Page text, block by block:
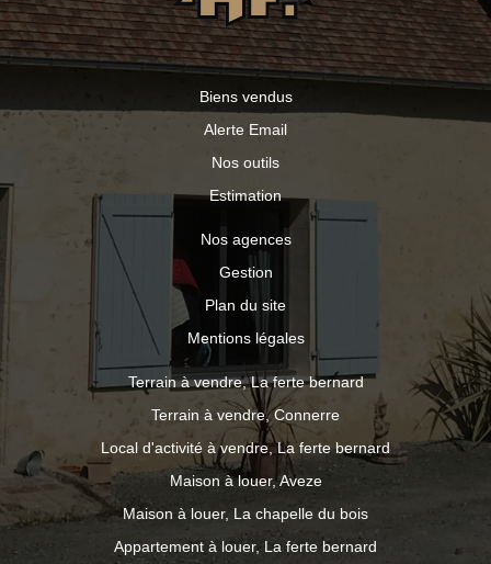
Biens vendus
Alerte Email
Nos outils
Estimation
Nos agences
Gestion
Plan du site
Mentions légales
Terrain à vendre, La ferte bernard
Terrain à vendre, Connerre
Local d'activité à vendre, La ferte bernard
Maison à louer, Aveze
Maison à louer, La chapelle du bois
Appartement à louer, La ferte bernard